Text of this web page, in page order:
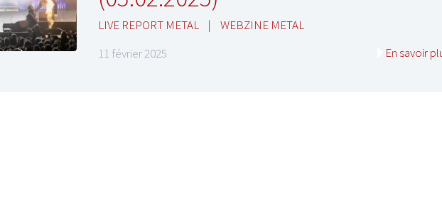
LIVE REPORT METAL |
WEBZINE METAL
11 février 2025
En savoir